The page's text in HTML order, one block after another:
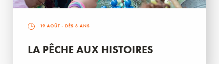
19 AOÛT - DÈS 3 ANS
LA PÊCHE AUX HISTOIRES